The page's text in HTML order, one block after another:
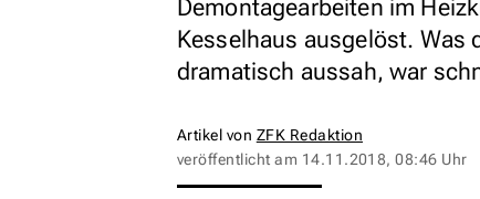
Demontagearbeiten im
Kesselhaus ausgelöst. Was
dramatisch aussah, war
Artikel von ZFK Redaktion
veröffentlicht am 14.11.2018, 08:46 Uhr